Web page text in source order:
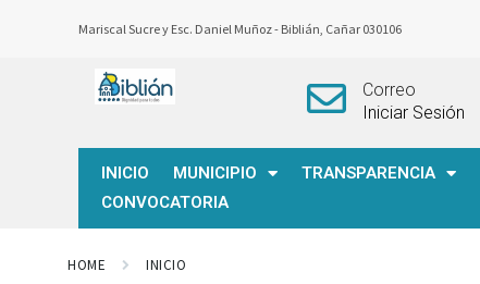
Mariscal Sucre y Esc. Daniel Muñoz - Biblián, Cañar 030106
Correo
Iniciar Sesión
INICIO MUNICIPIO TRANSPARENCIA
CONVOCATORIA
HOME INICIO